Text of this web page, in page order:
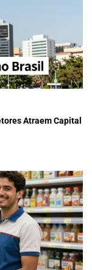
Atraem Capital